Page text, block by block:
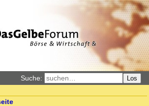
Suche: Los